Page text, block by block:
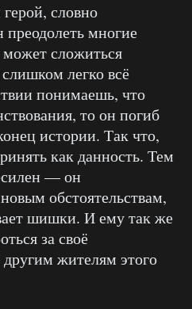
словно
преодолеть многие
может сложиться
легко всё
понимаешь, что
то он погиб
истории. Так что,
как данность. Тем
— он
обстоятельствам,
шишки. И ему так же
за своё
жителям этого